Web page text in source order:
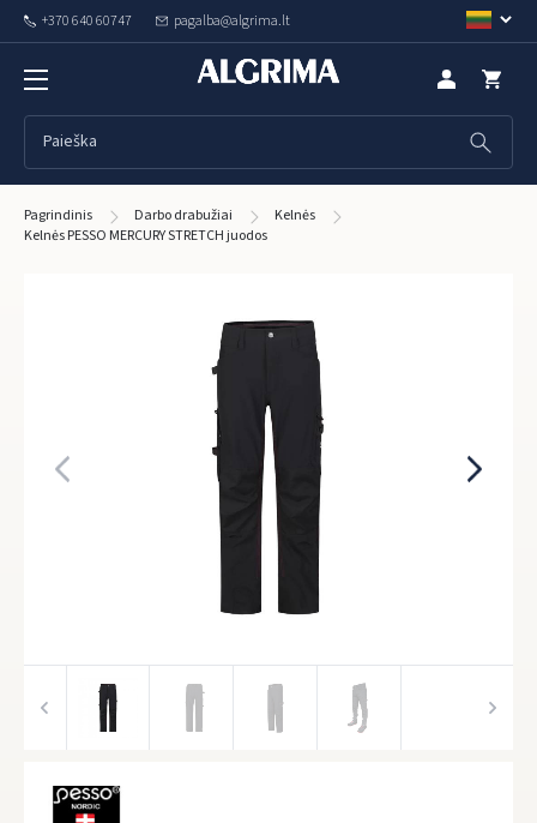
+370 640 60747 pagalba@algrima.lt
Pagrindinis Darbo drabužiai
Kelnės
Kelnės PESSO MERCURY STRETCH juodos